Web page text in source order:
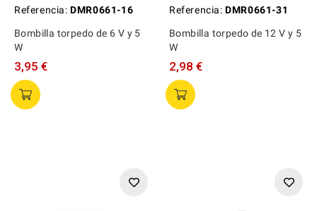
Referencia: DMR0661-16
Bombilla torpedo de 6 V y 5
W
3,95 €
Referencia: DMR0661-31
Bombilla torpedo de 12 V y 5
W
2,98 €